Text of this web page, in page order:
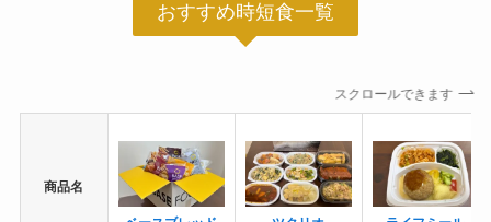
おすすめ時短食一覧
スクロールできます
商品名